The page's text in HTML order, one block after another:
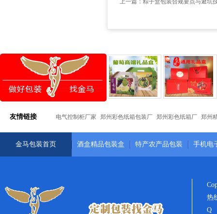
上一篇： 粽子盒包装合规要点与避坑
友情链接 电气控制柜厂家 郑州彩色纸箱包装厂 郑州彩色纸箱厂 郑州
金马包装首页 酒盒精品包装盒 特产农产品包装 手机电
热
Q